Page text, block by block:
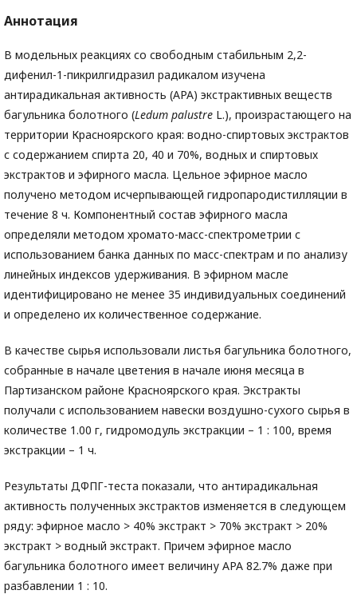
Аннотация
В модельных реакциях со свободным стабильным 2,2-
дифенил-1-пикрилгидразил радикалом изучена
антирадикальная активность (АРА) экстрактивных веществ
багульника болотного (Ledum palustre L.), произрастающего на
территории Красноярского края: водно-спиртовых экстрактов
с содержанием спирта 20, 40 и 70%, водных и спиртовых
экстрактов и эфирного масла. Цельное эфирное масло
получено методом исчерпывающей гидропародистилляции в
течение 8 ч. Компонентный состав эфирного масла
определяли методом хромато-масс-спектрометрии с
использованием банка данных по масс-спектрам и по анализу
линейных индексов удерживания. В эфирном масле
идентифицировано не менее 35 индивидуальных соединений
и определено их количественное содержание.
В качестве сырья использовали листья багульника болотного,
собранные в начале цветения в начале июня месяца в
Партизанском районе Красноярского края. Экстракты
получали с использованием навески воздушно-сухого сырья в
количестве 1.00 г, гидромодуль экстракции – 1 : 100, время
экстракции – 1 ч.
Результаты ДФПГ-теста показали, что антирадикальная
активность полученных экстрактов изменяется в следующем
ряду: эфирное масло > 40% экстракт > 70% экстракт > 20%
экстракт > водный экстракт. Причем эфирное масло
багульника болотного имеет величину АРА 82.7% даже при
разбавлении 1 : 10.